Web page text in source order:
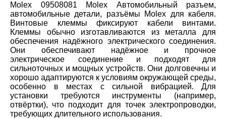
Molex 09508081 Molex Автомобильный разъем,
автомобильные детали, разъёмы Molex для кабеля.
Винтовые клеммы фиксируют кабели винтами.
Клеммы обычно изготавливаются из металла для
обеспечения надёжного электрического соединения.
Они обеспечивают надёжное и прочное
электрическое соединение и подходят для
сильноточных и мощных устройств. Они долговечны и
хорошо адаптируются к условиям окружающей среды,
особенно в местах с сильной вибрацией. Для
установки требуются инструменты (например,
отвёртки), что подходит для точек электропроводки,
требующих длительного использования.